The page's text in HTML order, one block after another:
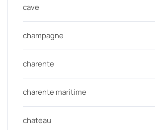
cave
champagne
charente
charente maritime
chateau